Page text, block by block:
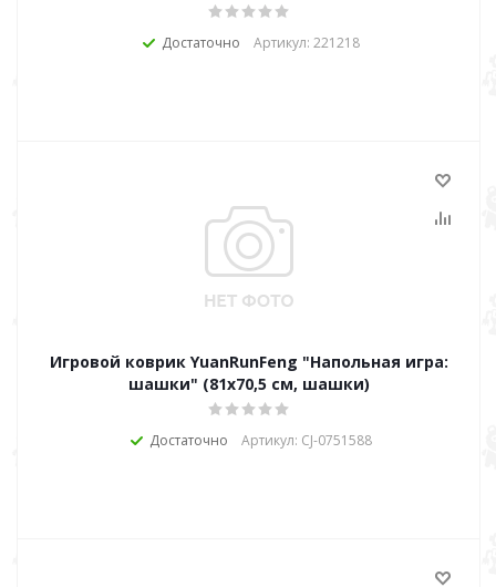
Достаточно Артикул: 221218
Игровой коврик YuanRunFeng "Напольная игра:
шашки" (81х70,5 см, шашки)
Достаточно Артикул: CJ-0751588